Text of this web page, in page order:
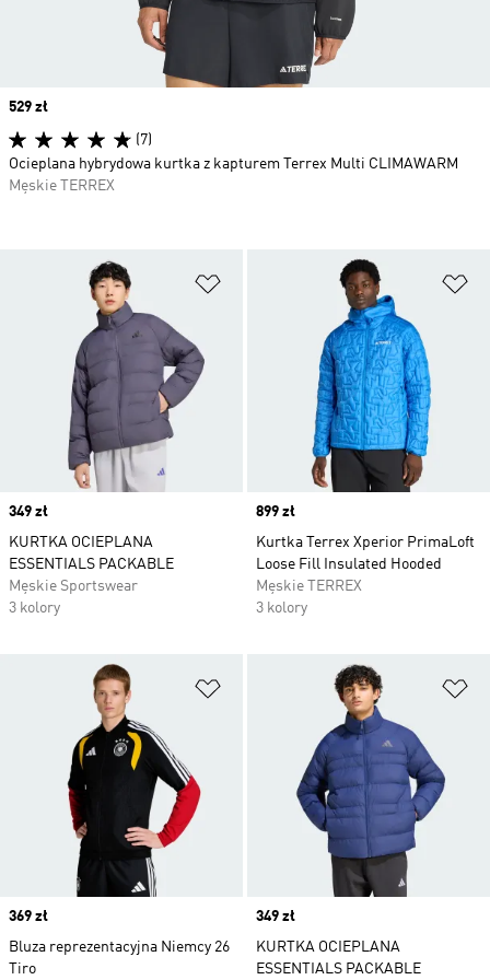
Dodaj do listy życzeń
Price
349 zł
KURTKA OCIEPLANA
ESSENTIALS PACKABLE
Męskie Sportswear
3 kolory
Price
899 zł
Kurtka Terrex Xperior PrimaLoft
Loose Fill Insulated Hooded
Męskie TERREX
3 kolory
Dodaj do listy życzeń
Price
369 zł
Bluza reprezentacyjna Niemcy 26
Tiro
Price
349 zł
KURTKA OCIEPLANA
ESSENTIALS PACKABLE
Price
529 zł
(7)
Ocieplana hybrydowa kurtka z kapturem Terrex Multi CLIMAWARM
Męskie TERREX